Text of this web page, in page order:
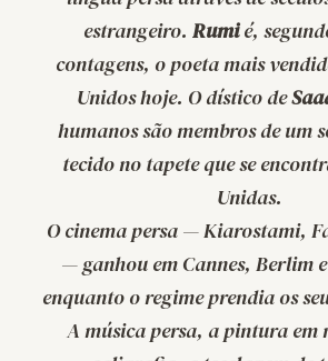
estrangeiro. Rumié,
contagens, o poeta mais
Unidos hoje. O dístico de
humanos são membros de um
tecido no tapete que se
Unidas.
O cinema persa — Kiarostami,
— ganhou em Cannes, Berlim e
enquanto o regime prendia os
A música persa, a pintura